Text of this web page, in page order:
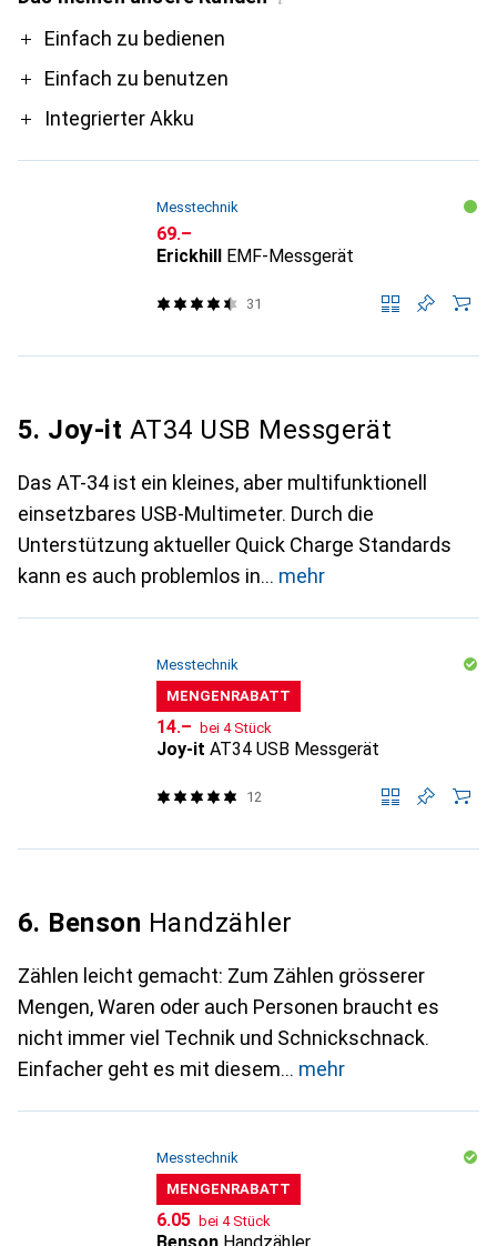
ProEinfach zu bedienen
Einfach zu benutzen
Integrierter Akku
Messtechnik
CHF
69.–
Erickhill EMF-Messgerät
31
5. Joy-it AT34 USB Messgerät
Das AT-34 ist ein kleines, aber multifunktionell
einsetzbares USB-Multimeter. Durch die
Unterstützung aktueller Quick Charge Standards
kann es auch problemlos in
mehr
Messtechnik
MENGENRABATT
CHF
14.– bei 4 Stück
Joy-it AT34 USB Messgerät
12
6. Benson Handzähler
Zählen leicht gemacht: Zum Zählen grösserer
Mengen, Waren oder auch Personen braucht es
nicht immer viel Technik und Schnickschnack.
Einfacher geht es mit diesem
mehr
Messtechnik
MENGENRABATT
CHF
6.05 bei 4 Stück